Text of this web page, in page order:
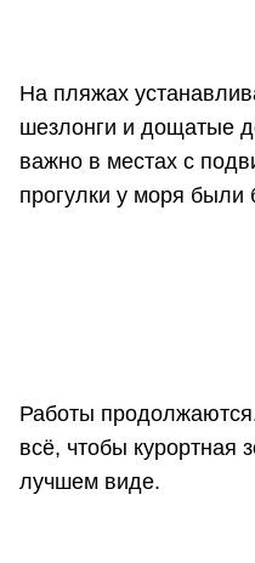
На пляжах
шезлонги и дощатые
важно в местах с
прогулки у моря
Работы
всё, чтобы курортная
лучшем виде.